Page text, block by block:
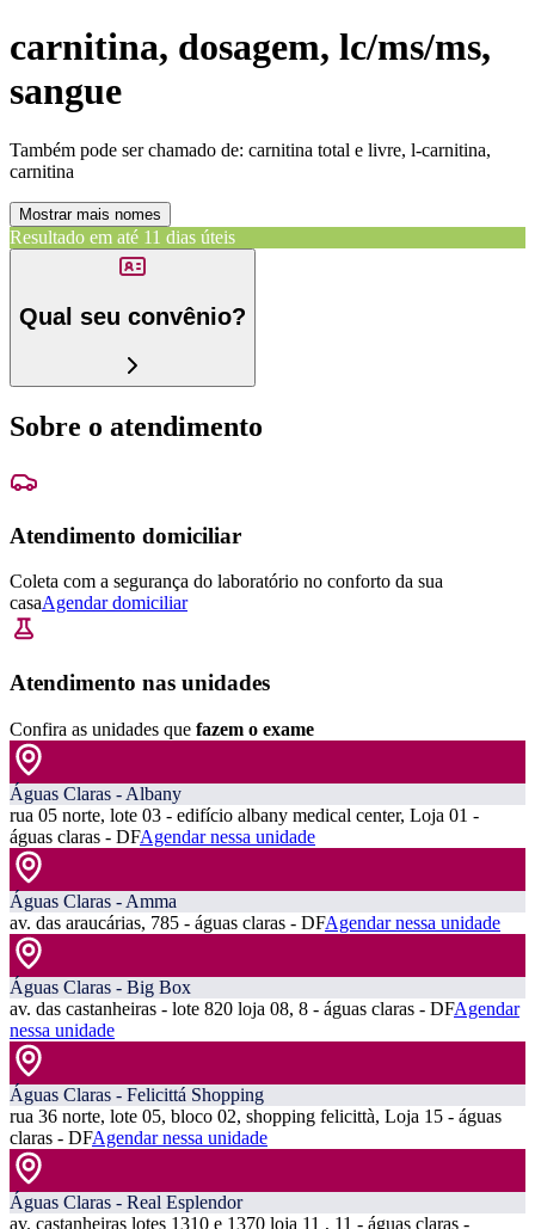
carnitina, dosagem, lc/ms/ms,
sangue
Também pode ser chamado de: carnitina total e livre, l-carnitina,
carnitina
Mostrar mais nomes
Resultado em até 11 dias úteis
Qual seu convênio?
Sobre o atendimento
Atendimento domiciliar
Coleta com a segurança do laboratório no conforto da sua
casaAgendar domiciliar
Atendimento nas unidades
Confira as unidades que fazem o exame
Águas Claras - Albany
rua 05 norte, lote 03 - edifício albany medical center, Loja 01 -
águas claras - DFAgendar nessa unidade
Águas Claras - Amma
av. das araucárias, 785 - águas claras - DFAgendar nessa unidade
Águas Claras - Big Box
av. das castanheiras - lote 820 loja 08, 8 - águas claras - DFAgendar
nessa unidade
Águas Claras - Felicittá Shopping
rua 36 norte, lote 05, bloco 02, shopping felicittà, Loja 15 - águas
claras - DFAgendar nessa unidade
Águas Claras - Real Esplendor
av. castanheiras lotes 1310 e 1370 loja 11 , 11 - águas claras -